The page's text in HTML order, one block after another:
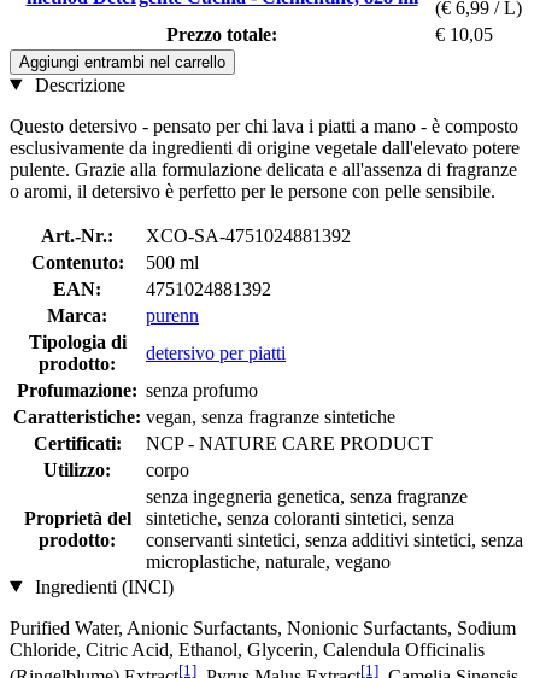
(€ 6,99 / L)
Prezzo totale:
€ 10,05
Aggiungi entrambi nel carrello
Descrizione
Questo detersivo - pensato per chi lava i piatti a mano - è composto
esclusivamente da ingredienti di origine vegetale dall'elevato potere
pulente. Grazie alla formulazione delicata e all'assenza di fragranze
o aromi, il detersivo è perfetto per le persone con pelle sensibile.
Art.-Nr.:
XCO-SA-4751024881392
Contenuto:
500 ml
EAN:
4751024881392
Marca:
purenn
Tipologia di
prodotto:
detersivo per piatti
Profumazione: senza profumo
Caratteristiche: vegan, senza fragranze sintetiche
Certificati:
NCP - NATURE CARE PRODUCT
Utilizzo:
corpo
Proprietà del
prodotto:
senza ingegneria genetica, senza fragranze
sintetiche, senza coloranti sintetici, senza
conservanti sintetici, senza additivi sintetici, senza
microplastiche, naturale, vegano
Ingredienti (INCI)
Purified Water, Anionic Surfactants, Nonionic Surfactants, Sodium
Chloride, Citric Acid, Ethanol, Glycerin, Calendula Officinalis
[1] [1]